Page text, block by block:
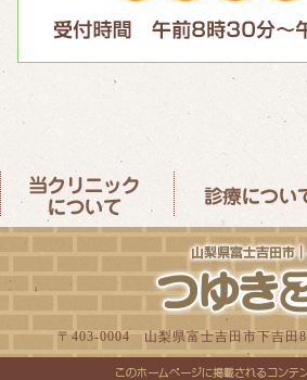
〒403-0004 山梨県富士吉田市下吉